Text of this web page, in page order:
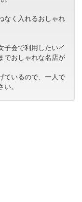
なく入れるおしゃれ
子会で利用したいイ
でおしゃれな名店が
ているので、一人で
。